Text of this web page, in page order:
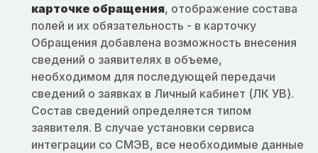
карточке обращения, отображение состава
полей и их обязательность - в карточку
Обращения добавлена возможность внесения
сведений о заявителях в объеме,
необходимом для последующей передачи
сведений о заявках в Личный кабинет (ЛК УВ).
Состав сведений определяется типом
заявителя. В случае установки сервиса
интеграции со СМЭВ, все необходимые данные